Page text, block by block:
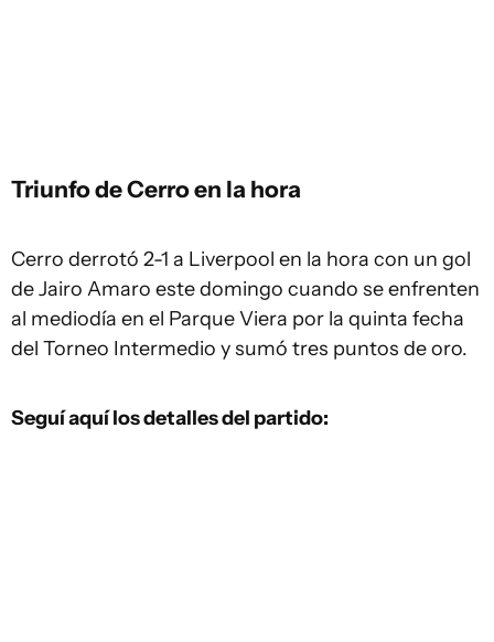
Triunfo de Cerro en la hora
Cerro derrotó 2-1 a Liverpool en la hora con un gol
de Jairo Amaro este domingo cuando se enfrenten
al mediodía en el Parque Viera por la quinta fecha
del Torneo Intermedio y sumó tres puntos de oro.
Seguí aquí los detalles del partido: